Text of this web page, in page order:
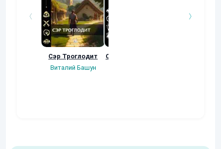
Сэр Троглодит
Виталий Башун
Осколки прошлого